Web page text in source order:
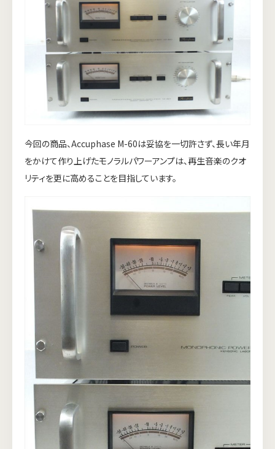
今回の商品、Accuphase M-60は妥協を一切許さず、長い年月
をかけて作り上げたモノラルパワーアンプは、再生音楽のクオ
リティを更に高めることを目指しています。